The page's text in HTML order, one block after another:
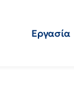
Εργασία